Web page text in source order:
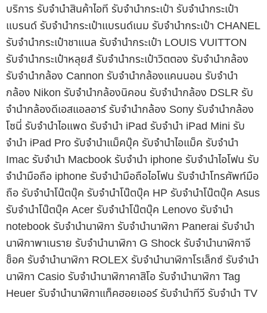
บริการ รับจำนำสินค้าไอที รับจำนำกระเป๋า รับจำนำกระเป๋า
แบรนด์ รับจำนำกระเป๋าแบรนด์เนม รับจำนำกระเป๋า CHANEL
รับจำนำกระเป๋าชาแนล รับจำนำกระเป๋า LOUIS VUITTON
รับจำนำกระเป๋าหลุยส์ รับจำนำกระเป๋าวิตตอง รับจำนำกล้อง
รับจำนำกล้อง Cannon รับจำนำกล้องแคนนอน รับจำนำ
กล้อง Nikon รับจำนำกล้องนิคอน รับจำนำกล้อง DSLR รับ
จำนำกล้องดีเอสแอลอาร์ รับจำนำกล้อง Sony รับจำนำกล้อง
โซนี่ รับจำนำไอแพด รับจำนำ iPad รับจำนำ iPad Mini รับ
จำนำ iPad Pro รับจำนำแม็คบุ๊ค รับจำนำไอแม็ค รับจำนำ
Imac รับจำนำ Macbook รับจำนำ iphone รับจำนำไอโฟน รับ
จำนำมือถือ iphone รับจำนำมือถือไอโฟน รับจำนำโทรศัพท์มือ
ถือ รับจำนำโน๊ตบุ๊ค รับจำนำโน๊ตบุ๊ค HP รับจำนำโน๊ตบุ๊ค Asus
รับจำนำโน๊ตบุ๊ค Acer รับจำนำโน๊ตบุ๊ค Lenovo รับจำนำ
notebook รับจำนำนาฬิกา รับจำนำนาฬิกา Panerai รับจำนำ
นาฬิกาพาเนราย รับจำนำนาฬิกา G Shock รับจำนำนาฬิกาจี
ช็อค รับจำนำนาฬิกา ROLEX รับจำนำนาฬิกาโรเล็กซ์ รับจำนำ
นาฬิกา Casio รับจำนำนาฬิกาคาสิโอ รับจำนำนาฬิกา Tag
Heuer รับจำนำนาฬิกาแท็คฮอยเออร์ รับจำนำทีวี รับจำนำ TV